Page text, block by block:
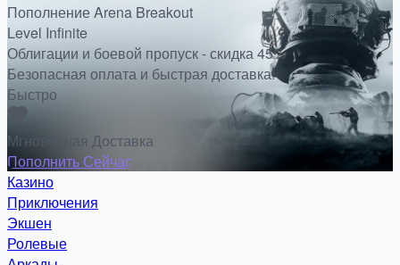
Пополнение Arena Breakout
Level Infinite
Облигации и боевой пропуск - скидка 45%
Безопасная оплата и быстрая доставка!
Быстро
Мгновенная Доставка
Пополнить Сейчас
Казино
Приключения
Экшен
Ролевые